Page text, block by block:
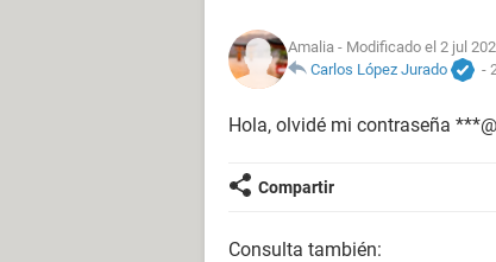
Amalia - Modificado el 2 jul
Carlos López Jurado
-
Hola, olvidé mi contraseña
Compartir
Consulta también: